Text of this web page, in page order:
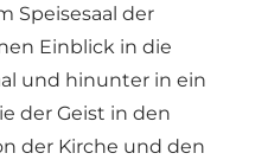
Speisesaal der
Einblick in die
und hinunter in ein
der Geist in den
der Kirche und den